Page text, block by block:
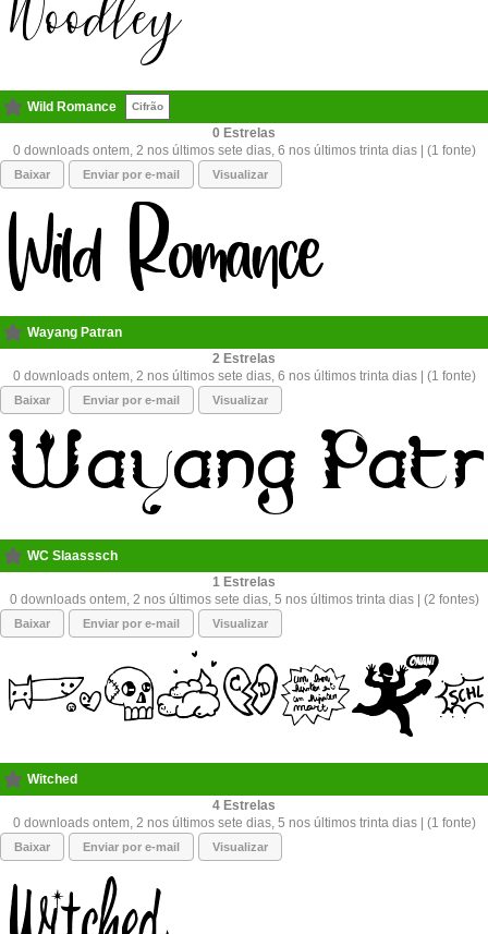
Wild Romance Cifrão
0
0 downloads ontem, 2 nos últimos sete dias, 6 nos últimos trinta dias | (1 fonte)
Baixar Enviar por e-mail Visualizar
Wayang Patran
2
0 downloads ontem, 2 nos últimos sete dias, 6 nos últimos trinta dias | (1 fonte)
Baixar Enviar por e-mail Visualizar
WC Slaasssch
1
0 downloads ontem, 2 nos últimos sete dias, 5 nos últimos trinta dias | (2 fontes)
Baixar Enviar por e-mail Visualizar
Witched
4
0 downloads ontem, 2 nos últimos sete dias, 5 nos últimos trinta dias | (1 fonte)
Baixar Enviar por e-mail Visualizar